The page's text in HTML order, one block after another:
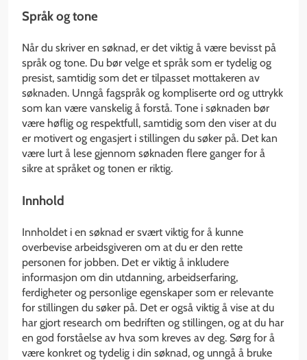
Språk og tone
Når du skriver en søknad, er det viktig å være bevisst på
språk og tone. Du bør velge et språk som er tydelig og
presist, samtidig som det er tilpasset mottakeren av
søknaden. Unngå fagspråk og kompliserte ord og uttrykk
som kan være vanskelig å forstå. Tone i søknaden bør
være høflig og respektfull, samtidig som den viser at du
er motivert og engasjert i stillingen du søker på. Det kan
være lurt å lese gjennom søknaden flere ganger for å
sikre at språket og tonen er riktig.
Innhold
Innholdet i en søknad er svært viktig for å kunne
overbevise arbeidsgiveren om at du er den rette
personen for jobben. Det er viktig å inkludere
informasjon om din utdanning, arbeidserfaring,
ferdigheter og personlige egenskaper som er relevante
for stillingen du søker på. Det er også viktig å vise at du
har gjort research om bedriften og stillingen, og at du har
en god forståelse av hva som kreves av deg. Sørg for å
være konkret og tydelig i din søknad, og unngå å bruke